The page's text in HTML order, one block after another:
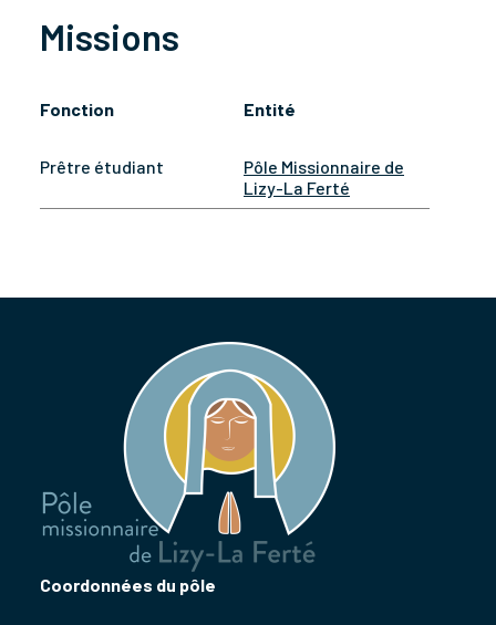
Missions
Fonction Entité
Prêtre étudiant
Pôle Missionnaire de
Lizy-La Ferté
Coordonnées du pôle